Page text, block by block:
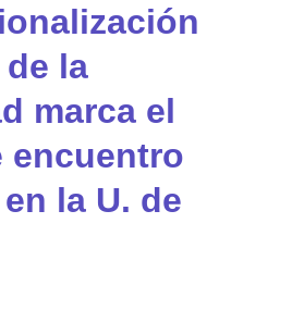
la
marca el
encuentro
la U. de